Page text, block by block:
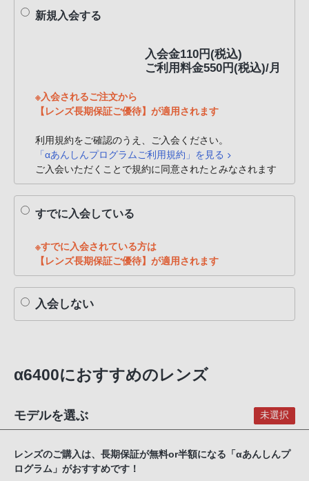
新規入会する
入会金110円(税込)
ご利用料金550円(税込)/月
※入会されるご注文から
【レンズ長期保証ご優待】が適用されます
利用規約をご確認のうえ、ご入会ください。
「αあんしんプログラムご利用規約」を見る
ご入会いただくことで規約に同意されたとみなされます
すでに入会している
※すでに入会されている方は
【レンズ長期保証ご優待】が適用されます
入会しない
α6400におすすめのレンズ
モデルを選ぶ 未選択
レンズのご購入は、長期保証が無料or半額になる「αあんしんプ
ログラム」がおすすめです！